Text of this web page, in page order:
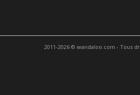
2011-2026 © wandaloo.com - Tous